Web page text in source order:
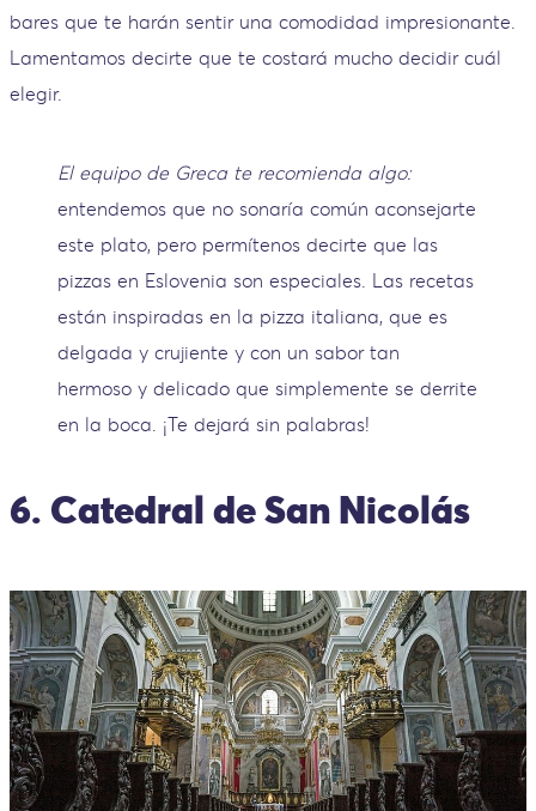
bares que te harán sentir una comodidad impresionante.
Lamentamos decirte que te costará mucho decidir cuál
elegir.
El equipo de Greca te recomienda algo:
entendemos que no sonaría común aconsejarte
este plato, pero permítenos decirte que las
pizzas en Eslovenia son especiales. Las recetas
están inspiradas en la pizza italiana, que es
delgada y crujiente y con un sabor tan
hermoso y delicado que simplemente se derrite
en la boca. ¡Te dejará sin palabras!
6. Catedral de San Nicolás